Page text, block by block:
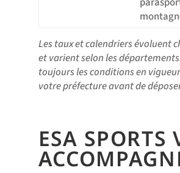
Les taux et calendriers évoluent
et varient selon les
toujours les conditions en
votre préfecture avant de
ESA SPORTS